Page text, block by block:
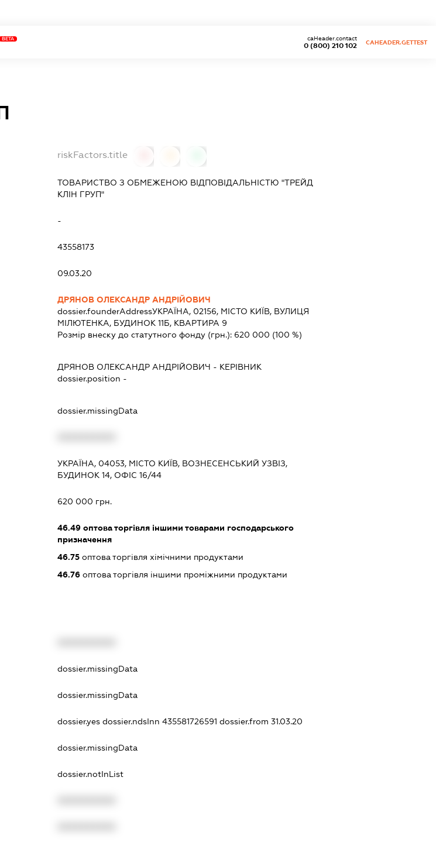
BETA
0 (800) 210 102
caHeader.contact
CAHEADER.GETTEST
riskFactors.title
ТОВАРИСТВО З ОБМЕЖЕНОЮ ВІДПОВІДАЛЬНІСТЮ "ТРЕЙД
КЛІН ГРУП"
-
43558173
09.03.20
ДРЯНОВ ОЛЕКСАНДР АНДРІЙОВИЧ
dossier.founderAddressУКРАЇНА, 02156, МІСТО КИЇВ, ВУЛИЦЯ
МІЛЮТЕНКА, БУДИНОК 11Б, КВАРТИРА 9
Розмір внеску до статутного фонду (грн.): 620 000 (100 %)
ДРЯНОВ ОЛЕКСАНДР АНДРІЙОВИЧ - КЕРІВНИК
dossier.position -
dossier.missingData
УКРАЇНА, 04053, МІСТО КИЇВ, ВОЗНЕСЕНСЬКИЙ УЗВІЗ,
БУДИНОК 14, ОФІС 16/44
620 000 грн.
46.49 оптова торгівля іншими товарами господарського
призначення
46.75 оптова торгівля хімічними продуктами
46.76 оптова торгівля іншими проміжними продуктами
dossier.missingData
dossier.missingData
dossier.yesdossier.ndsInn 435581726591dossier.from 31.03.20
dossier.missingData
dossier.notInList